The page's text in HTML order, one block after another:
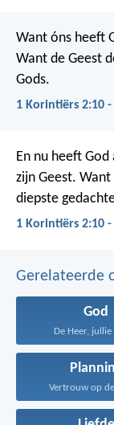
Want óns heeft
Want de Geest
Gods.
1 Korintiërs 2:10 -
En nu heeft
zijn Geest.
diepste
1 Korintiërs 2:10 -
Gerelateerde
God
De Heer, jullie
Vertrouw op